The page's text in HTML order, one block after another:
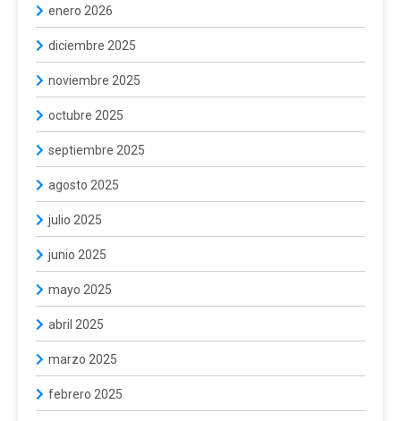
enero 2026
diciembre 2025
noviembre 2025
octubre 2025
septiembre 2025
agosto 2025
julio 2025
junio 2025
mayo 2025
abril 2025
marzo 2025
febrero 2025